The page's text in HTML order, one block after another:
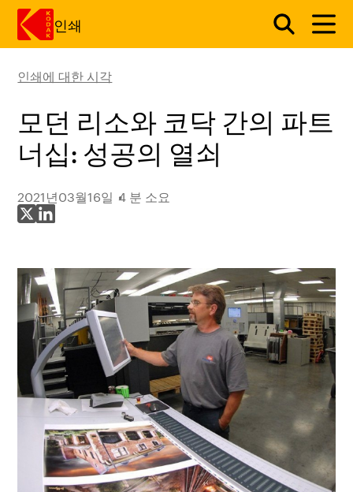
인쇄
인쇄에 대한 시각
모던 리소와 코닥 간의 파트
너십: 성공의 열쇠
2021년03월16일 4 분 소요
X에 공유
LinkedIn에 공유